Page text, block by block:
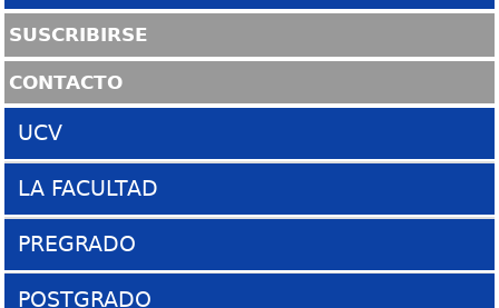
SUSCRIBIRSE
CONTACTO
UCV
Sitio UCV
La Ciudad Universitaria
COPRED
LA FACULTAD
Presentación
Historia
PREGRADO
Escuela de Arquitectura
POSTGRADO